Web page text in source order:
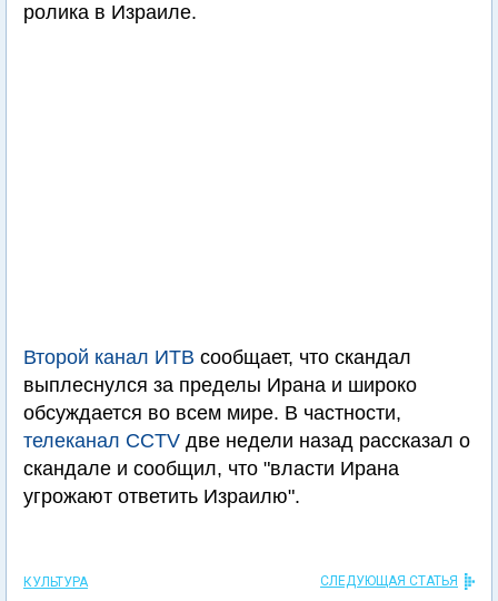
ролика в Израиле.
Второй канал ИТВ сообщает, что скандал
выплеснулся за пределы Ирана и широко
обсуждается во всем мире. В частности,
телеканал CCTV две недели назад рассказал о
скандале и сообщил, что "власти Ирана
угрожают ответить Израилю".
КУЛЬТУРА СЛЕДУЮЩАЯ СТАТЬЯ